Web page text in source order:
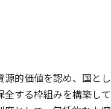
的価値を認め、国とし
する枠組みを構築して